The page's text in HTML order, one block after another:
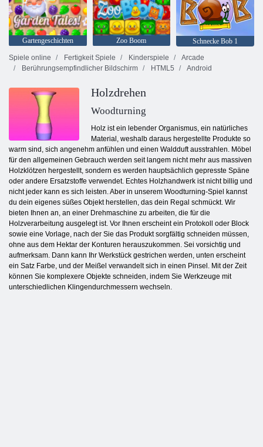
Gartengeschichten Zoo Boom
Schnecke Bob 1
Spiele online
Fertigkeit Spiele Kinderspiele
Arcade
Berührungsempfindlicher Bildschirm
HTML5 Android
Holzdrehen
Holz ist ein lebender Organismus, ein natürliches
Material, weshalb daraus hergestellte Produkte so
warm sind, sich angenehm anfühlen und einen Waldduft ausstrahlen. Möbel
für den allgemeinen Gebrauch werden seit langem nicht mehr aus massiven
Holzklötzen hergestellt, sondern es werden hauptsächlich gepresste Späne
oder andere Ersatzstoffe verwendet. Echtes Holzhandwerk ist nicht billig und
nicht jeder kann es sich leisten. Aber in unserem Woodturning-Spiel kannst
du dein eigenes süßes Objekt herstellen, das dein Regal schmückt. Wir
bieten Ihnen an, an einer Drehmaschine zu arbeiten, die für die
Holzverarbeitung ausgelegt ist. Vor Ihnen erscheint ein Protokoll oder Block
sowie eine Vorlage, nach der Sie das Produkt sorgfältig schneiden müssen,
ohne aus dem Hektar der Konturen herauszukommen. Sei vorsichtig und
aufmerksam. Dann kann Ihr Werkstück gestrichen werden, unten erscheint
ein Satz Farbe, und der Meißel verwandelt sich in einen Pinsel. Mit der Zeit
können Sie komplexere Objekte schneiden, indem Sie Werkzeuge mit
unterschiedlichen Klingendurchmessern wechseln.